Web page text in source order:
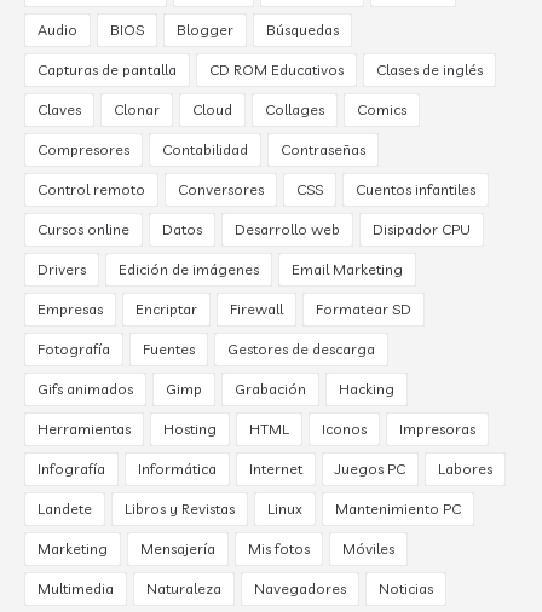
Audio BIOS Blogger Búsquedas
Capturas de pantalla CD ROM Educativos Clases de inglés
Claves Clonar Cloud Collages Comics
Compresores Contabilidad Contraseñas
Control remoto Conversores CSS Cuentos infantiles
Cursos online Datos Desarrollo web Disipador CPU
Drivers Edición de imágenes Email Marketing
Empresas Encriptar Firewall Formatear SD
Fotografía Fuentes Gestores de descarga
Gifs animados Gimp Grabación Hacking
Herramientas Hosting HTML Iconos Impresoras
Infografía Informática Internet Juegos PC Labores
Landete Libros y Revistas Linux Mantenimiento PC
Marketing Mensajería Mis fotos Móviles
Multimedia Naturaleza Navegadores Noticias